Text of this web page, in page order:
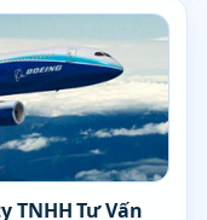
TNHH Tư Vấn